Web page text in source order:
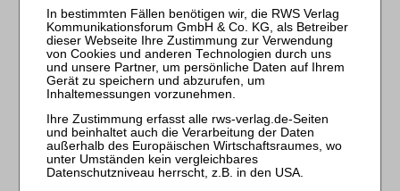
07.08.2026 00:00
Bird & Bird berät Cosmobilis beim Erwerb der
kommerziellen Rechte an der FIA-Rallye-
Weltmeisterschaft und der FIA-Rallye-
Europameisterschaft
Frankfurt, 07. August 2026 – Die internationale
Anwaltskanzlei Bird & Bird hat Cosmobilis, eine...
07.08.2026 00:00
Investorenlösung für DORMA-Glas GmbH